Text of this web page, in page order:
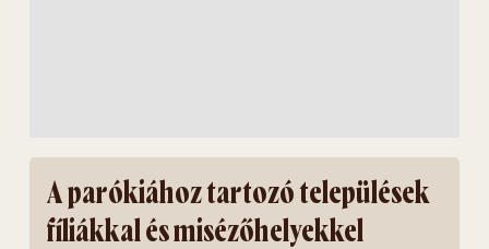
A parókiához tartozó települések
fíliákkal és misézőhelyekkel